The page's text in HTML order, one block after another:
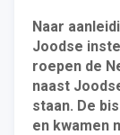
Naar
Joodse
roepen de
naast
staan. De
en kwamen